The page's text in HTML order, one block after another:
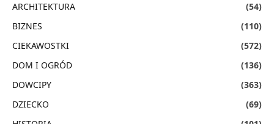
ARCHITEKTURA
(54)
BIZNES
(110)
CIEKAWOSTKI
(572)
DOM I OGRÓD
(136)
DOWCIPY
(363)
DZIECKO
(69)